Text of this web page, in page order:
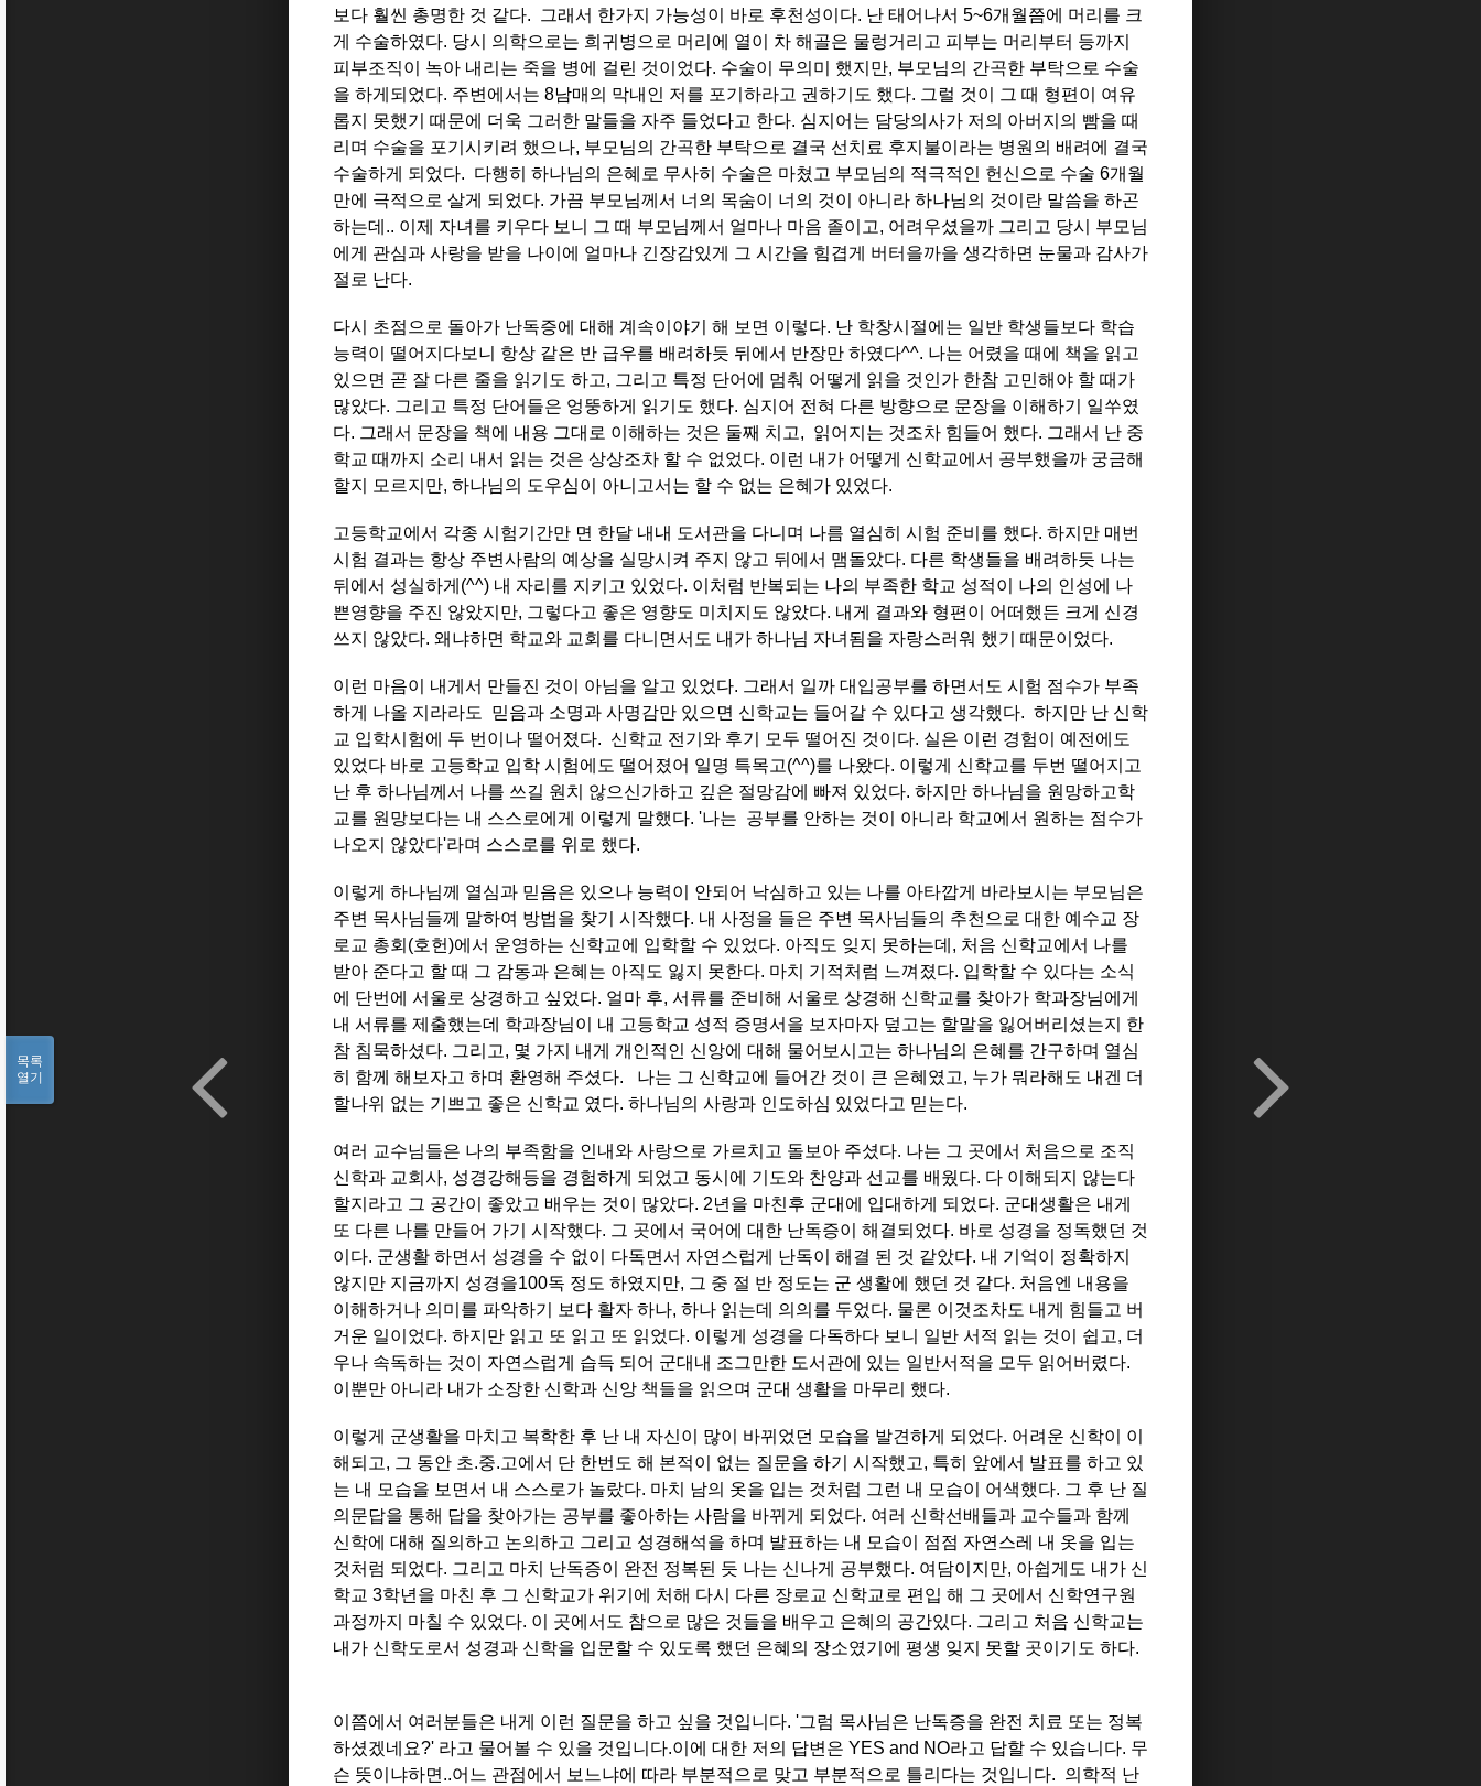
보다 훨씬 총명한 것 같다. 그래서 한가지 가능성이 바로 후천성이다. 난 태어나서 5~6개월쯤에 머리를 크
게 수술하였다. 당시 의학으로는 희귀병으로 머리에 열이 차 해골은 물렁거리고 피부는 머리부터 등까지
피부조직이 녹아 내리는 죽을 병에 걸린 것이었다. 수술이 무의미 했지만, 부모님의 간곡한 부탁으로 수술
을 하게되었다. 주변에서는 8남매의 막내인 저를 포기하라고 권하기도 했다. 그럴 것이 그 때 형편이 여유
롭지 못했기 때문에 더욱 그러한 말들을 자주 들었다고 한다. 심지어는 담당의사가 저의 아버지의 빰을 때
리며 수술을 포기시키려 했으나, 부모님의 간곡한 부탁으로 결국 선치료 후지불이라는 병원의 배려에 결국
수술하게 되었다. 다행히 하나님의 은혜로 무사히 수술은 마쳤고 부모님의 적극적인 헌신으로 수술 6개월
만에 극적으로 살게 되었다. 가끔 부모님께서 너의 목숨이 너의 것이 아니라 하나님의 것이란 말씀을 하곤
하는데.. 이제 자녀를 키우다 보니 그 때 부모님께서 얼마나 마음 졸이고, 어려우셨을까 그리고 당시 부모님
에게 관심과 사랑을 받을 나이에 얼마나 긴장감있게 그 시간을 힘겹게 버터을까을 생각하면 눈물과 감사가
절로 난다.
다시 초점으로 돌아가 난독증에 대해 계속이야기 해 보면 이렇다. 난 학창시절에는 일반 학생들보다 학습
능력이 떨어지다보니 항상 같은 반 급우를 배려하듯 뒤에서 반장만 하였다^^. 나는 어렸을 때에 책을 읽고
있으면 곧 잘 다른 줄을 읽기도 하고, 그리고 특정 단어에 멈춰 어떻게 읽을 것인가 한참 고민해야 할 때가
많았다. 그리고 특정 단어들은 엉뚱하게 읽기도 했다. 심지어 전혀 다른 방향으로 문장을 이해하기 일쑤였
다. 그래서 문장을 책에 내용 그대로 이해하는 것은 둘째 치고, 읽어지는 것조차 힘들어 했다. 그래서 난 중
학교 때까지 소리 내서 읽는 것은 상상조차 할 수 없었다. 이런 내가 어떻게 신학교에서 공부했을까 궁금해
할지 모르지만, 하나님의 도우심이 아니고서는 할 수 없는 은혜가 있었다.
고등학교에서 각종 시험기간만 면 한달 내내 도서관을 다니며 나름 열심히 시험 준비를 했다. 하지만 매번
시험 결과는 항상 주변사람의 예상을 실망시켜 주지 않고 뒤에서 맴돌았다. 다른 학생들을 배려하듯 나는
뒤에서 성실하게(^^) 내 자리를 지키고 있었다. 이처럼 반복되는 나의 부족한 학교 성적이 나의 인성에 나
쁜영향을 주진 않았지만, 그렇다고 좋은 영향도 미치지도 않았다. 내게 결과와 형편이 어떠했든 크게 신경
쓰지 않았다. 왜냐하면 학교와 교회를 다니면서도 내가 하나님 자녀됨을 자랑스러워 했기 때문이었다.
이런 마음이 내게서 만들진 것이 아님을 알고 있었다. 그래서 일까 대입공부를 하면서도 시험 점수가 부족
하게 나올 지라라도 믿음과 소명과 사명감만 있으면 신학교는 들어갈 수 있다고 생각했다. 하지만 난 신학
교 입학시험에 두 번이나 떨어졌다. 신학교 전기와 후기 모두 떨어진 것이다. 실은 이런 경험이 예전에도
있었다 바로 고등학교 입학 시험에도 떨어졌어 일명 특목고(^^)를 나왔다. 이렇게 신학교를 두번 떨어지고
난 후 하나님께서 나를 쓰길 원치 않으신가하고 깊은 절망감에 빠져 있었다. 하지만 하나님을 원망하고학
교를 원망보다는 내 스스로에게 이렇게 말했다. '나는 공부를 안하는 것이 아니라 학교에서 원하는 점수가
나오지 않았다'라며 스스로를 위로 했다.
이렇게 하나님께 열심과 믿음은 있으나 능력이 안되어 낙심하고 있는 나를 아타깝게 바라보시는 부모님은
주변 목사님들께 말하여 방법을 찾기 시작했다. 내 사정을 들은 주변 목사님들의 추천으로 대한 예수교 장
로교 총회(호헌)에서 운영하는 신학교에 입학할 수 있었다. 아직도 잊지 못하는데, 처음 신학교에서 나를
받아 준다고 할 때 그 감동과 은혜는 아직도 잃지 못한다. 마치 기적처럼 느껴졌다. 입학할 수 있다는 소식
에 단번에 서울로 상경하고 싶었다. 얼마 후, 서류를 준비해 서울로 상경해 신학교를 찾아가 학과장님에게
내 서류를 제출했는데 학과장님이 내 고등학교 성적 증명서을 보자마자 덮고는 할말을 잃어버리셨는지 한
참 침묵하셨다. 그리고, 몇 가지 내게 개인적인 신앙에 대해 물어보시고는 하나님의 은혜를 간구하며 열심
히 함께 해보자고 하며 환영해 주셨다. 나는 그 신학교에 들어간 것이 큰 은혜였고, 누가 뭐라해도 내겐 더
할나위 없는 기쁘고 좋은 신학교 였다. 하나님의 사랑과 인도하심 있었다고 믿는다.
여러 교수님들은 나의 부족함을 인내와 사랑으로 가르치고 돌보아 주셨다. 나는 그 곳에서 처음으로 조직
신학과 교회사, 성경강해등을 경험하게 되었고 동시에 기도와 찬양과 선교를 배웠다. 다 이해되지 않는다
할지라고 그 공간이 좋았고 배우는 것이 많았다. 2년을 마친후 군대에 입대하게 되었다. 군대생활은 내게
또 다른 나를 만들어 가기 시작했다. 그 곳에서 국어에 대한 난독증이 해결되었다. 바로 성경을 정독했던 것
이다. 군생활 하면서 성경을 수 없이 다독면서 자연스럽게 난독이 해결 된 것 같았다. 내 기억이 정확하지
않지만 지금까지 성경을100독 정도 하였지만, 그 중 절 반 정도는 군 생활에 했던 것 같다. 처음엔 내용을
이해하거나 의미를 파악하기 보다 활자 하나, 하나 읽는데 의의를 두었다. 물론 이것조차도 내게 힘들고 버
거운 일이었다. 하지만 읽고 또 읽고 또 읽었다. 이렇게 성경을 다독하다 보니 일반 서적 읽는 것이 쉽고, 더
우나 속독하는 것이 자연스럽게 습득 되어 군대내 조그만한 도서관에 있는 일반서적을 모두 읽어버렸다.
이뿐만 아니라 내가 소장한 신학과 신앙 책들을 읽으며 군대 생활을 마무리 했다.
이렇게 군생활을 마치고 복학한 후 난 내 자신이 많이 바뀌었던 모습을 발견하게 되었다. 어려운 신학이 이
해되고, 그 동안 초.중.고에서 단 한번도 해 본적이 없는 질문을 하기 시작했고, 특히 앞에서 발표를 하고 있
는 내 모습을 보면서 내 스스로가 놀랐다. 마치 남의 옷을 입는 것처럼 그런 내 모습이 어색했다. 그 후 난 질
의문답을 통해 답을 찾아가는 공부를 좋아하는 사람을 바뀌게 되었다. 여러 신학선배들과 교수들과 함께
신학에 대해 질의하고 논의하고 그리고 성경해석을 하며 발표하는 내 모습이 점점 자연스레 내 옷을 입는
것처럼 되었다. 그리고 마치 난독증이 완전 정복된 듯 나는 신나게 공부했다. 여담이지만, 아쉽게도 내가 신
학교 3학년을 마친 후 그 신학교가 위기에 처해 다시 다른 장로교 신학교로 편입 해 그 곳에서 신학연구원
과정까지 마칠 수 있었다. 이 곳에서도 참으로 많은 것들을 배우고 은혜의 공간있다. 그리고 처음 신학교는
내가 신학도로서 성경과 신학을 입문할 수 있도록 했던 은혜의 장소였기에 평생 잊지 못할 곳이기도 하다.
이쯤에서 여러분들은 내게 이런 질문을 하고 싶을 것입니다. '그럼 목사님은 난독증을 완전 치료 또는 정복
하셨겠네요?' 라고 물어볼 수 있을 것입니다.이에 대한 저의 답변은 YES and NO라고 답할 수 있습니다. 무
슨 뜻이냐하면..어느 관점에서 보느냐에 따라 부분적으로 맞고 부분적으로 틀리다는 것입니다. 의학적 난
목록
열기